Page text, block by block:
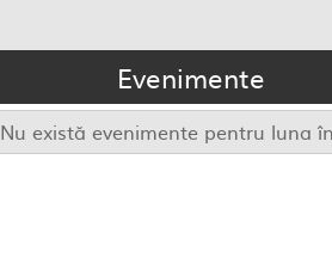
Evenimente
Nu există evenimente pentru luna